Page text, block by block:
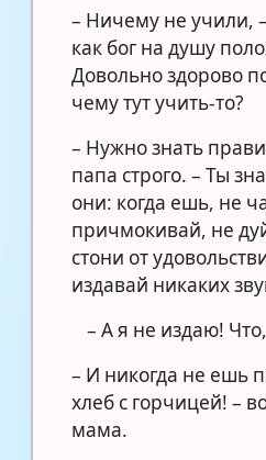
– Ничему не учили,
как бог на душу
Довольно здорово
чему тут учить-то?
– Нужно знать
папа строго. – Ты
они: когда ешь, не
причмокивай, не
стони от
издавай никаких
– А я не издаю!
– И никогда не ешь
хлеб с горчицей! –
мама.